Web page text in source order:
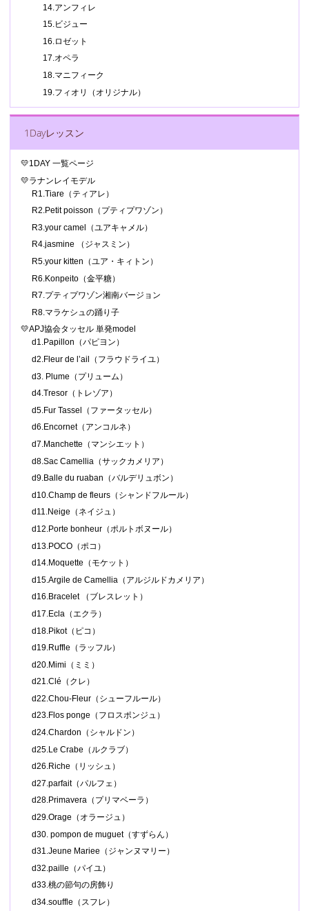
14.アンフィレ
15.ビジュー
16.ロゼット
17.オペラ
18.マニフィーク
19.フィオリ（オリジナル）
1Dayレッスン
💛1DAY 一覧ページ
💛ラナンレイモデル
R1.Tiare（ティアレ）
R2.Petit poisson（プティプワゾン）
R3.your camel（ユアキャメル）
R4.jasmine （ジャスミン）
R5.your kitten（ユア・キィトン）
R6.Konpeito（金平糖）
R7.プティプワゾン湘南バージョン
R8.マラケシュの踊り子
💛APJ協会タッセル 単発model
d1.Papillon（パピヨン）
d2.Fleur de l’ail（フラウドライユ）
d3. Plume（プリューム）
d4.Tresor（トレゾア）
d5.Fur Tassel（ファータッセル）
d6.Encornet（アンコルネ）
d7.Manchette（マンシエット）
d8.Sac Camellia（サックカメリア）
d9.Balle du ruaban（バルデリュボン）
d10.Champ de fleurs（シャンドフルール）
d11.Neige（ネイジュ）
d12.Porte bonheur（ポルトボヌール）
d13.POCO（ポコ）
d14.Moquette（モケット）
d15.Argile de Camellia（アルジルドカメリア）
d16.Bracelet （ブレスレット）
d17.Ecla（エクラ）
d18.Pikot（ピコ）
d19.Ruffle（ラッフル）
d20.Mimi（ミミ）
d21.Clé（クレ）
d22.Chou-Fleur（シューフルール）
d23.Flos ponge（フロスポンジュ）
d24.Chardon（シャルドン）
d25.Le Crabe（ルクラブ）
d26.Riche（リッシュ）
d27.parfait（パルフェ）
d28.Primavera（プリマベーラ）
d29.Orage（オラージュ）
d30. pompon de muguet（すずらん）
d31.Jeune Mariee（ジャンヌマリー）
d32.paille（パイユ）
d33.桃の節句の房飾り
d34.souffle（スフレ）